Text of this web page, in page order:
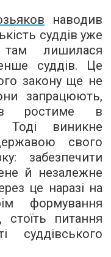
наводив
суддів уже
лишилася
суддів. Це
закону ще не
запрацюють,
ростиме в
Тоді виникне
свого
забезпечити
й незалежне
це наразі на
формування
стоїть питання
суддівського